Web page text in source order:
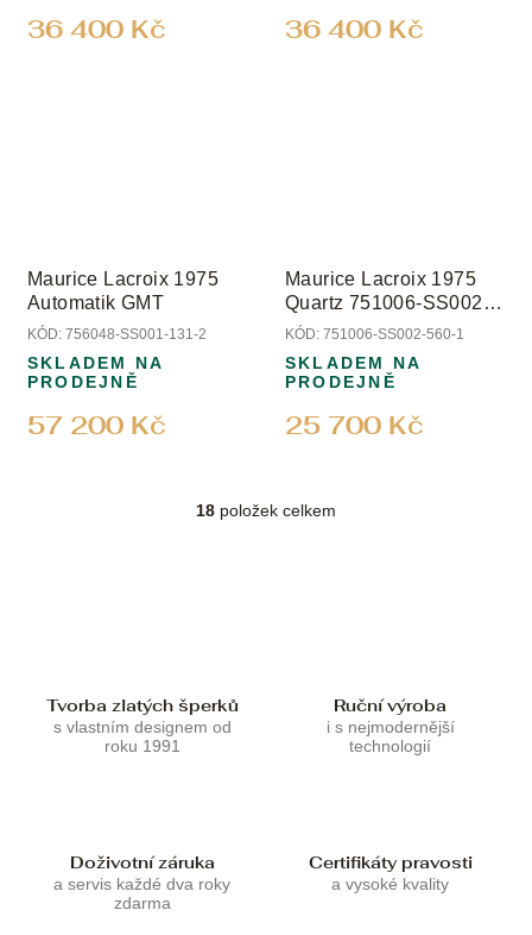
36 400 Kč 36 400 Kč
Maurice Lacroix 1975
Automatik GMT
KÓD: 756048-SS001-131-2
57 200 Kč
SKLADEM NA
PRODEJNĚ
Maurice Lacroix 1975
Quartz 751006-SS002-
560-1
KÓD: 751006-SS002-560-1
25 700 Kč
SKLADEM NA
PRODEJNĚ
O
18 položek celkem
Tvorba zlatých šperků
s vlastním designem od
roku 1991
Ruční výroba
i s nejmodernější
technologií
Doživotní záruka
a servis každé dva roky
zdarma
Certifikáty pravosti
a vysoké kvality